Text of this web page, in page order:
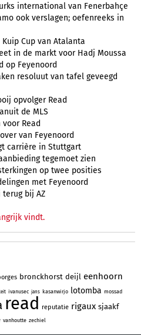
international van Fenerbahçe
ook verslagen; oefenreeks in
Cup van Atalanta
in de markt voor Hadj Moussa
op Feyenoord
resoluut van tafel geveegd
opvolger Read
de MLS
Read
van Feyenoord
carrière in Stuttgart
tegemoet zien
op twee posities
met Feyenoord
bij AZ
vindt.
bronckhorst deijl eenhoorn
ivanusec jans kasanwirjo lotomba mossad
read reputatie rigaux sjaakf
vanhoutte zechiel